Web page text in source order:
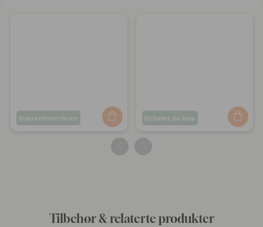
Innlegg
saraelineeriksen
Innlegg
av
chalet.de.luxe
Tilbehør & relaterte produkter